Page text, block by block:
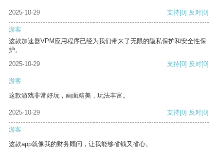
2025-10-29 支持[0] 反对[0]
游客
这款加速器VPM应用程序已经为我们带来了无限的隐私保护和安全性保
护。
2025-10-29
支持[0] 反对[0]
游客
这款游戏非常好玩，画面精美，玩法丰富。
2025-10-29 支持[0] 反对[0]
游客
这款app就像我的财务顾问，让我能够省钱又省心。